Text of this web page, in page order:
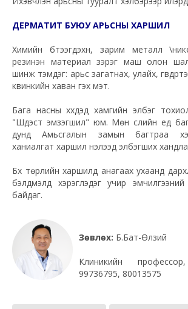
ДЕРМАТИТ БУЮУ АРЬСНЫ ХАРШИЛ
Химийн бүтээгдэхүүн, зарим металл
резинэн материал зэрэг маш олон
шинж тэмдэг: арьс загатнах, улайх,
квинкийн хаван гэх мэт.
Бага насны хүүхдэд хамгийн элбэг
"Шүүдэст эмзэгшил" юм. Мөн сүүлийн үед бага
дунд Амьсгалын замын багтраа
ханиалгат харшил нэлээд элбэгших
Бүх төрлийн харшилд анагаах ухаанд
бэлдмэлүүд хэрэглэдэг учир
байдаг.
Зөвлөх: Б.Бат-Өлзий
Клиникийн
99736795, 80013575